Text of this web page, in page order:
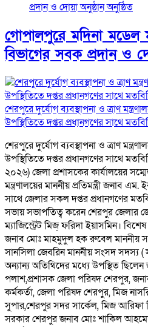
গোপালপুরে মদিনা মডেল
বিভাগের সবক প্রদান ও
শেরপুরে দুর্যোগ ব্যবস্থাপনা ও ত্রাণ
উপস্থিতিতে দপ্তর প্রধানগণের সাথে
শেরপুরে দুর্যোগ ব্যবস্থাপনা ও ত্রাণ
উপস্থিতিতে দপ্তর প্রধানগণের সাথে
২০২৬) জেলা প্রশাসকের কার্যালয়ের
মন্ত্রণালয়ের মাননীয় প্রতিমন্ত্রী জনাব
সাথে জেলার সকল দপ্তর প্রধানগণের
সভায় সভাপতিত্ব করেন শেরপুর জেলার
ম্যাজিস্ট্রেট মিজ্ ফরিদা ইয়াসমিন।
জনাব মোঃ মাহমুদুল হক রুবেল মাননীয়
সানসিলা জেবরিন মাননীয় সংসদ সদস্য
অন্যান্য অতিথিদের মধ্যে উপস্থিত
পলাশ,প্রশাসক জেলা পরিষদ শেরপুর, জনাব
কর্মকর্তা, জেলা পরিষদ শেরপুর, মিজ
সুপার,শেরপুর সদর সার্কেল, মিজ আরিফা
সরকার শেরপুর জনাব মোঃ শাকিল